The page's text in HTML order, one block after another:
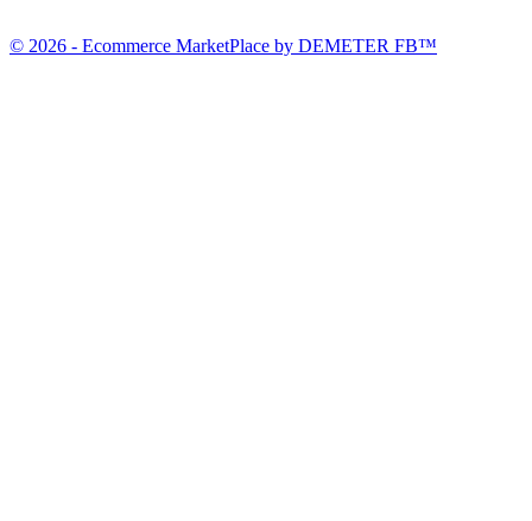
© 2026 - Ecommerce MarketPlace by DEMETER FB™